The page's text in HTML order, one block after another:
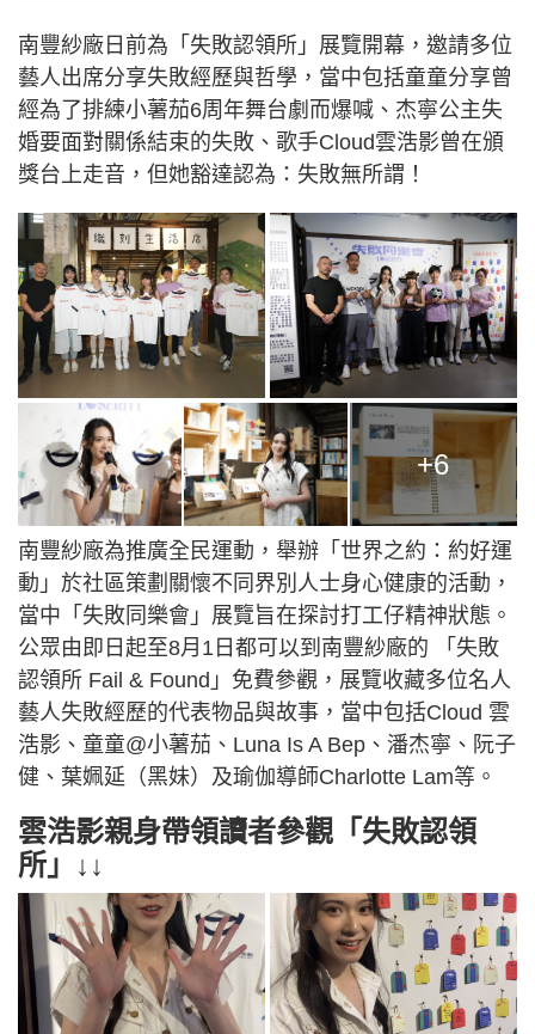
南豐紗廠日前為「失敗認領所」展覽開幕，邀請多位
藝人出席分享失敗經歷與哲學，當中包括童童分享曾
經為了排練小薯茄6周年舞台劇而爆喊、杰寧公主失
婚要面對關係結束的失敗、歌手Cloud雲浩影曾在頒
獎台上走音，但她豁達認為：失敗無所謂！
+6
南豐紗廠為推廣全民運動，舉辦「世界之約：約好運
動」於社區策劃關懷不同界別人士身心健康的活動，
當中「失敗同樂會」展覽旨在探討打工仔精神狀態。
公眾由即日起至8月1日都可以到南豐紗廠的 「失敗
認領所 Fail & Found」免費參觀，展覽收藏多位名人
藝人失敗經歷的代表物品與故事，當中包括Cloud 雲
浩影、童童@小薯茄、Luna Is A Bep、潘杰寧、阮子
健、葉姵延（黑妹）及瑜伽導師Charlotte Lam等。
雲浩影親身帶領讀者參觀「失敗認領
所」↓↓